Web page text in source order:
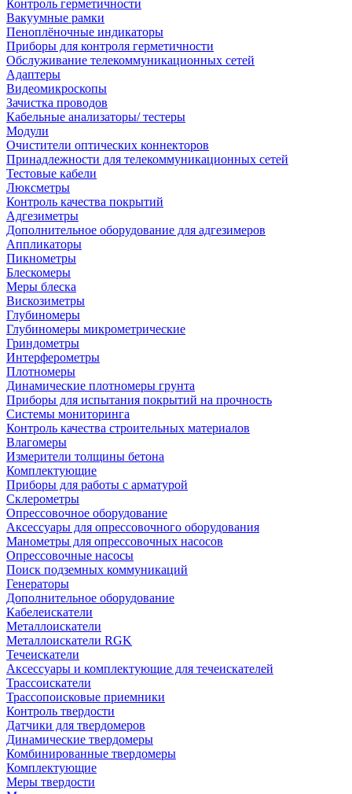
Контроль герметичности
Вакуумные рамки
Пеноплёночные индикаторы
Приборы для контроля герметичности
Обслуживание телекоммуникационных сетей
Адаптеры
Видеомикроскопы
Зачистка проводов
Кабельные анализаторы/ тестеры
Модули
Очистители оптических коннекторов
Принадлежности для телекоммуникационных сетей
Тестовые кабели
Люксметры
Контроль качества покрытий
Адгезиметры
Дополнительное оборудование для адгезимеров
Аппликаторы
Пикнометры
Блескомеры
Меры блеска
Вискозиметры
Глубиномеры
Глубиномеры микрометрические
Гриндометры
Интерферометры
Плотномеры
Динамические плотномеры грунта
Приборы для испытания покрытий на прочность
Системы мониторинга
Контроль качества строительных материалов
Влагомеры
Измерители толщины бетона
Комплектующие
Приборы для работы с арматурой
Склерометры
Опрессовочное оборудование
Аксессуары для опрессовочного оборудования
Манометры для опрессовочных насосов
Опрессовочные насосы
Поиск подземных коммуникаций
Генераторы
Дополнительное оборудование
Кабелеискатели
Металлоискатели
Металлоискатели RGK
Течеискатели
Аксессуары и комплектующие для течеискателей
Трассоискатели
Трассопоисковые приемники
Контроль твердости
Датчики для твердомеров
Динамические твердомеры
Комбинированные твердомеры
Комплектующие
Меры твердости